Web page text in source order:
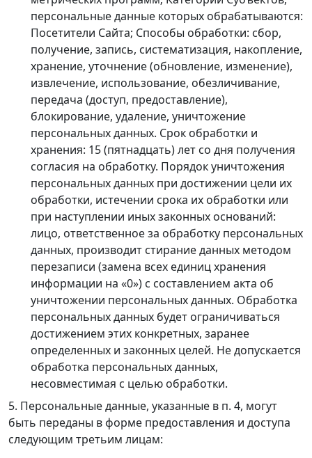
персональные данные которых обрабатываются:
Посетители Сайта; Способы обработки: сбор,
получение, запись, систематизация, накопление,
хранение, уточнение (обновление, изменение),
извлечение, использование, обезличивание,
передача (доступ, предоставление),
блокирование, удаление, уничтожение
персональных данных. Срок обработки и
хранения: 15 (пятнадцать) лет со дня получения
согласия на обработку. Порядок уничтожения
персональных данных при достижении цели их
обработки, истечении срока их обработки или
при наступлении иных законных оснований:
лицо, ответственное за обработку персональных
данных, производит стирание данных методом
перезаписи (замена всех единиц хранения
информации на «0») с составлением акта об
уничтожении персональных данных. Обработка
персональных данных будет ограничиваться
достижением этих конкретных, заранее
определенных и законных целей. Не допускается
обработка персональных данных,
несовместимая с целью обработки.
5. Персональные данные, указанные в п. 4, могут
быть переданы в форме предоставления и доступа
следующим третьим лицам: